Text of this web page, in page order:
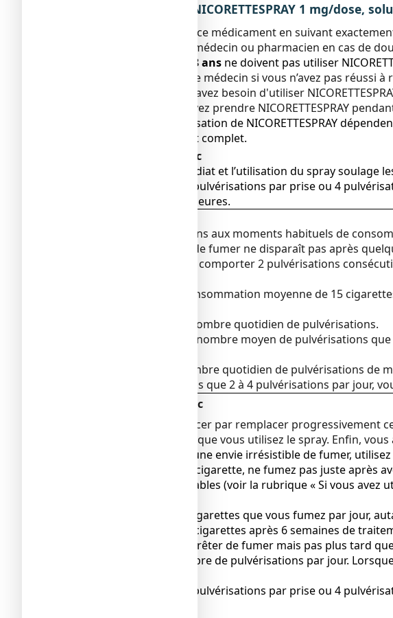
3. COMMENT UTILISER NICORETTESPRAY 1 mg/dose,
Veillez à toujours utiliser ce médicament en suivant
Vérifiez auprès de votre médecin ou pharmacien en cas de
18 ans ne doivent pas utiliser
Demandez conseil à votre médecin si vous n’avez pas
de traitement ou si vous avez besoin d'utiliser
Normalement, vous pouvez prendre NICORETTESPRAY
Les instructions sur l’utilisation de NICORETTESPRAY
de cigarettes avant l’arrêt complet.
Arrêt immédiat du tabac
L’objectif est l’arrêt immédiat et l’utilisation du spray soulage
Ne pas utiliser plus de 2 pulvérisations par prise ou 4
pour une période de 24 heures.
Utilisez 1 ou 2 pulvérisations aux moments habituels de
pulvérisation, et si l'envie de fumer ne disparaît pas après
doses ultérieures peuvent comporter 2 pulvérisations
Par exemple, en cas de consommation moyenne de 15
Commencez à réduire le nombre quotidien de pulvérisations.
A la fin de la Semaine 9, le nombre moyen de pulvérisations
Continuez à réduire le nombre quotidien de pulvérisations de
Lorsque vous n'utilisez plus que 2 à 4 pulvérisations par jour,
Arrêt progressif du tabac
L'objectif est de commencer par remplacer progressivement
fumer des cigarettes lorsque vous utilisez le spray. Enfin,
Lorsque vous ressentez une envie irrésistible de fumer,
destiné à remplacer une cigarette, ne fumez pas juste
causer des effets indésirables (voir la rubrique « Si vous avez
Réduisez le nombre de cigarettes que vous fumez par jour,
votre consommation de cigarettes après 6 semaines de
pouvez complètement arrêter de fumer mais pas plus tard
progressivement le nombre de pulvérisations par jour.
Ne pas utiliser plus de 2 pulvérisations par prise ou 4